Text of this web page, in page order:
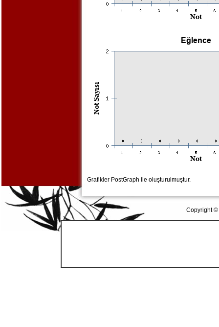
Grafikler PostGraph ile oluşturulmuştur.
Copyright ©